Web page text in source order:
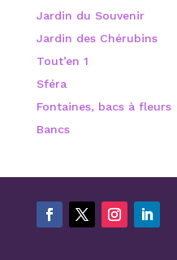
Jardin du Souvenir
Jardin des Chérubins
Tout’en 1
Sféra
Fontaines, bacs à fleurs
Bancs